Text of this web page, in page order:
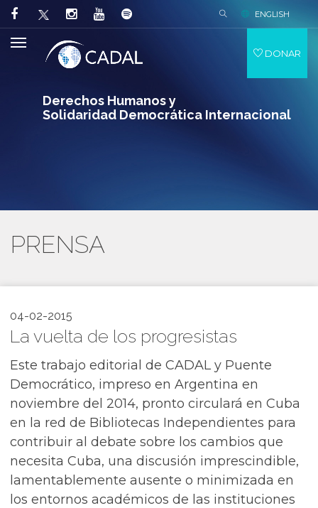
Derechos Humanos y
Solidaridad Democrática Internacional
ENGLISH
DONAR
PRENSA
04-02-2015
La vuelta de los progresistas
Este trabajo editorial de CADAL y Puente
Democrático, impreso en Argentina en
noviembre del 2014, pronto circulará en Cuba
en la red de Bibliotecas Independientes para
contribuir al debate sobre los cambios que
necesita Cuba, una discusión imprescindible,
lamentablemente ausente o minimizada en
los entornos académicos de las instituciones